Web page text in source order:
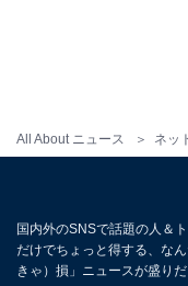
All About ニュース ネッ
国内外のSNSで話題の人＆
だけでちょっと得する、な
きゃ）損」ニュースが盛りだ